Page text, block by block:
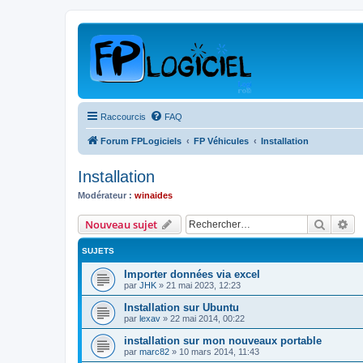
Raccourcis FAQ
Forum FPLogiciels FP Véhicules Installation
Installation
Modérateur : winaides
Nouveau sujet
SUJETS
Importer données via excel
par JHK » 21 mai 2023, 12:23
Installation sur Ubuntu
par lexav » 22 mai 2014, 00:22
installation sur mon nouveaux portable
par marc82 » 10 mars 2014, 11:43